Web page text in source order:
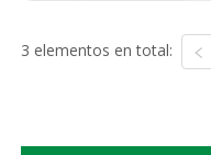
3 elementos en total: